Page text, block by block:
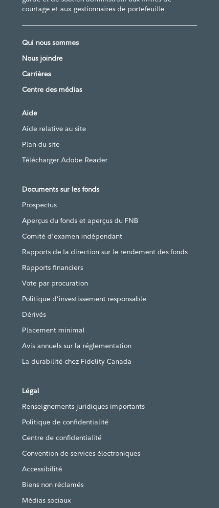
courtage et aux gestionnaires de portefeuille
Qui nous sommes
Nous joindre
Carrières
Centre des médias
Aide
Aide relative au site
Plan du site
Télécharger Adobe Reader
Documents sur les fonds
Prospectus
Aperçus du fonds et aperçus du FNB
Comité d'examen indépendant
Rapports de la direction sur le rendement des fonds
Rapports financiers
Vote par procuration
Politique d’investissement responsable
Dérivés
Placement minimal
Avis annuels sur la réglementation
La durabilité chez Fidelity Canada
Légal
Renseignements juridiques importants
Politique de confidentialité
Centre de confidentialité
Convention de services électroniques
Accessibilité
Biens non réclamés
Médias sociaux